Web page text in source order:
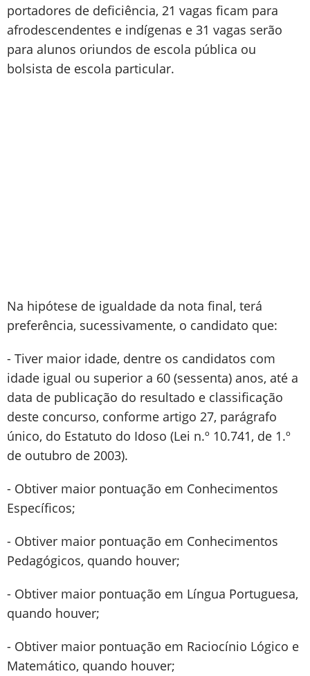
portadores de deficiência, 21 vagas ficam para
afrodescendentes e indígenas e 31 vagas serão
para alunos oriundos de escola pública ou
bolsista de escola particular.
Na hipótese de igualdade da nota final, terá
preferência, sucessivamente, o candidato que:
- Tiver maior idade, dentre os candidatos com
idade igual ou superior a 60 (sessenta) anos, até a
data de publicação do resultado e classificação
deste concurso, conforme artigo 27, parágrafo
único, do Estatuto do Idoso (Lei n.º 10.741, de 1.º
de outubro de 2003).
- Obtiver maior pontuação em Conhecimentos
Específicos;
- Obtiver maior pontuação em Conhecimentos
Pedagógicos, quando houver;
- Obtiver maior pontuação em Língua Portuguesa,
quando houver;
- Obtiver maior pontuação em Raciocínio Lógico e
Matemático, quando houver;